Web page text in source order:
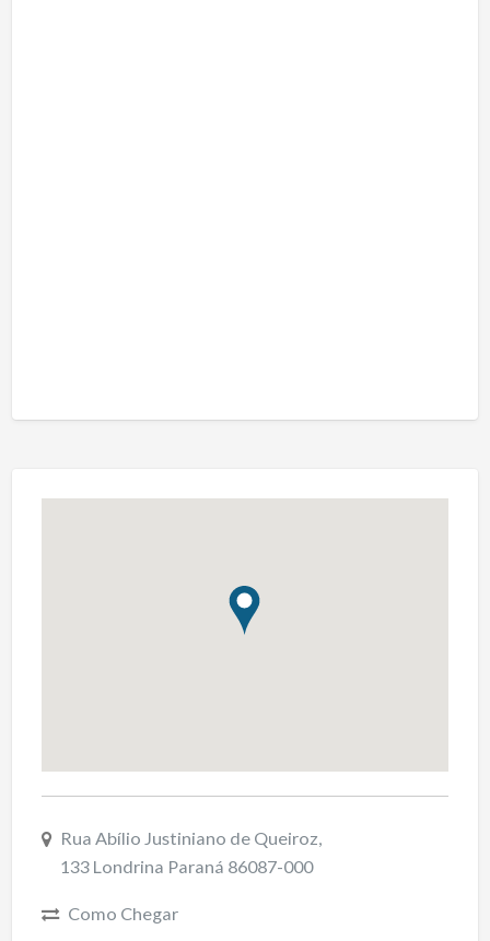
Rua Abílio Justiniano de Queiroz,
133 Londrina Paraná 86087-000
Como Chegar